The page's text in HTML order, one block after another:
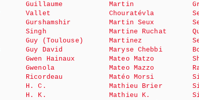
Guillaume
Vallet
Gurshamshir
Singh
Guy (Toulouse)
Guy David
Gwen Hainaux
Gwenola
Ricordeau
H. C.
H. K.
Martin
Chouratévla
Martin Seux
Martine Ruchat
Martinez
Maryse Chebbi
Mateo Matzo
Mateo Mazzo
Matéo Morsi
Mathieu Brier
Mathieu K.